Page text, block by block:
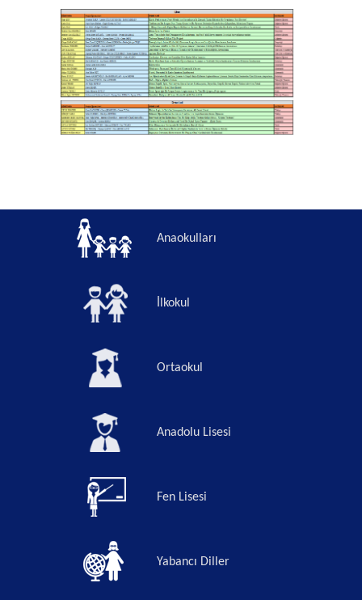
Anaokulları
İlkokul
Ortaokul
Anadolu Lisesi
Fen Lisesi
Yabancı Diller